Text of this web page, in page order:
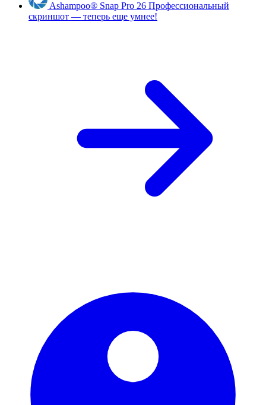
Ashampoo® Snap Pro 26 Профессиональный
скриншот — теперь еще умнее!